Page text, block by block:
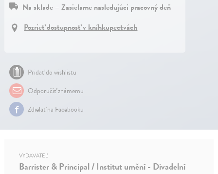
Na sklade – Zasielame nasledujúci pracovný deň
Pozrieť dostupnosť v kníhkupectvách
Pridať do wishlistu
Odporučiť známemu
Zdielať na Facebooku
VYDAVATEĽ
Barrister & Principal / Institut umění - Divadelní